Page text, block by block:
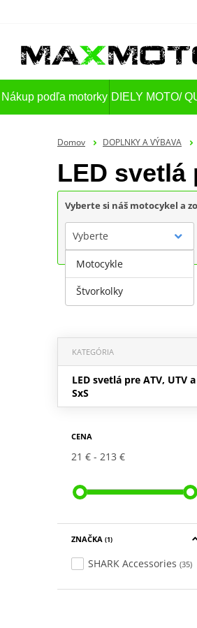
Nákup podľa motorky DIELY MOTO/
Domov DOPLNKY A VÝBAVA
LED svetlá
Vyberte si náš motocykel a
Vyberte
KATEGÓRIA
LED svetlá pre ATV, UTV a
SxS
CENA
21 € 213 €
ZNAČKA (1)
SHARK Accessories (35)
Motocykle
Štvorkolky